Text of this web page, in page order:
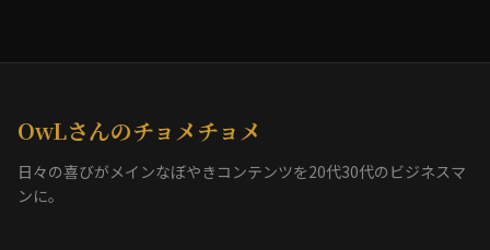
OwLさんのチョメチョメ
日々の喜びがメインなぼやきコンテンツを20代30代のビジネスマ
ンに。